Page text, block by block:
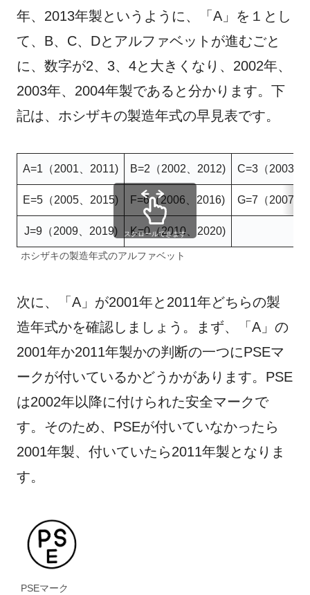
年、2013年製というように、「A」を１とし
て、B、C、Dとアルファベットが進むごと
に、数字が2、3、4と大きくなり、2002年、
2003年、2004年製であると分かります。下
記は、ホシザキの製造年式の早見表です。
A=1（2001、2011) B=2（2002、2012) C=3（2003、
E=5（2005、2015) F=6（2006、2016) G=7（2007、
J=9（2009、2019) K=0（2010、2020)
スクロールできます
ホシザキの製造年式のアルファベット
次に、「A」が2001年と2011年どちらの製
造年式かを確認しましょう。まず、「A」の
2001年か2011年製かの判断の一つにPSEマ
ークが付いているかどうかがあります。PSE
は2002年以降に付けられた安全マークで
す。そのため、PSEが付いていなかったら
2001年製、付いていたら2011年製となりま
す。
PSEマーク